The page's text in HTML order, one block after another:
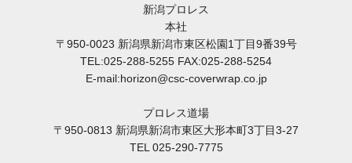
新潟プロレス
本社
〒950-0023 新潟県新潟市東区松園1丁目9番39号
TEL:025-288-5255 FAX:025-288-5254
E-mail:horizon@csc-coverwrap.co.jp
プロレス道場
〒950-0813 新潟県新潟市東区大形本町3丁目3-27
TEL 025-290-7775